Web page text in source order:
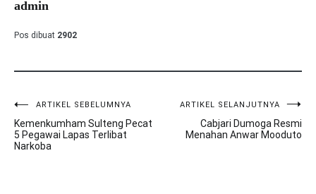
admin
Pos dibuat 2902
Navigasi
pos
ARTIKEL SEBELUMNYA
Kemenkumham Sulteng Pecat
5 Pegawai Lapas Terlibat
Narkoba
ARTIKEL SELANJUTNYA
Cabjari Dumoga Resmi
Menahan Anwar Mooduto